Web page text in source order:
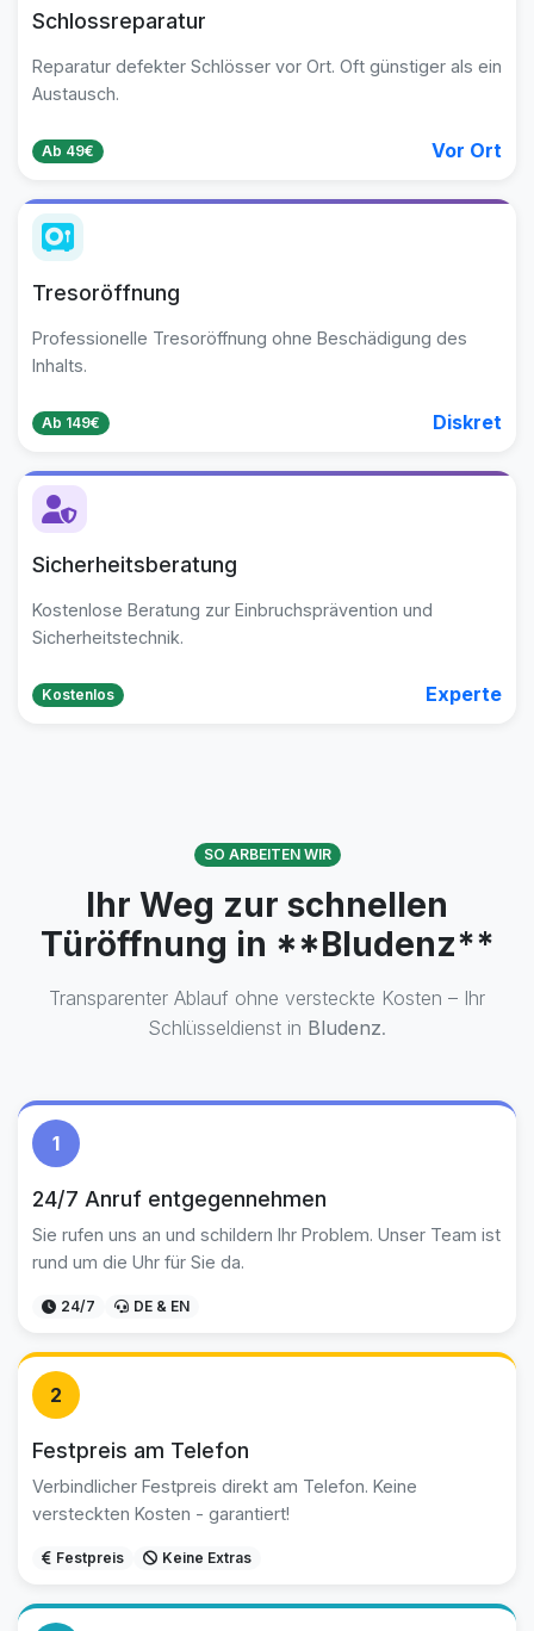
Schlossreparatur
Reparatur defekter Schlösser vor Ort. Oft günstiger als ein
Austausch.
Ab 49€ Vor Ort
Tresoröffnung
Professionelle Tresoröffnung ohne Beschädigung des
Inhalts.
Ab 149€ Diskret
Sicherheitsberatung
Kostenlose Beratung zur Einbruchsprävention und
Sicherheitstechnik.
Kostenlos Experte
SO ARBEITEN WIR
Ihr Weg zur schnellen
Türöffnung in **Bludenz**
Transparenter Ablauf ohne versteckte Kosten – Ihr
Schlüsseldienst in Bludenz.
1
24/7 Anruf entgegennehmen
Sie rufen uns an und schildern Ihr Problem. Unser Team ist
rund um die Uhr für Sie da.
24/7 DE & EN
2
Festpreis am Telefon
Verbindlicher Festpreis direkt am Telefon. Keine
versteckten Kosten - garantiert!
Festpreis Keine Extras